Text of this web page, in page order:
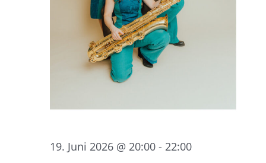
19. Juni 2026 @ 20:00 - 22:00